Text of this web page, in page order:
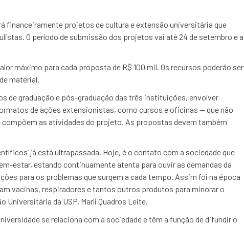
financeiramente projetos de cultura e extensão universitária que
O período de submissão dos projetos vai até 24 de setembro e a
máximo para cada proposta de R$ 100 mil. Os recursos poderão ser
material.
de graduação e pós-graduação das três instituições, envolver
de ações extensionistas, como cursos e oficinas — que não
as atividades do projeto. As propostas devem também
já está ultrapassada. Hoje, é o contato com a sociedade que
estar, estando continuamente atenta para ouvir as demandas da
para os problemas que surgem a cada tempo. Assim foi na época
vacinas, respiradores e tantos outros produtos para minorar o
Universitária da USP, Marli Quadros Leite.
se relaciona com a sociedade e têm a função de difundir o